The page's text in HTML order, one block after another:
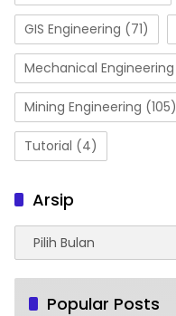
GIS Engineering (71)
Mechanical Engineering
Mining Engineering (105)
Tutorial (4)
Arsip
Arsip
Popular Posts